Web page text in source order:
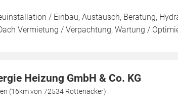
/ Einbau, Austausch, Beratung,
Vermietung / Verpachtung, Wartung /
Heizung GmbH & Co. KG
(16km von 72534 Rottenacker)